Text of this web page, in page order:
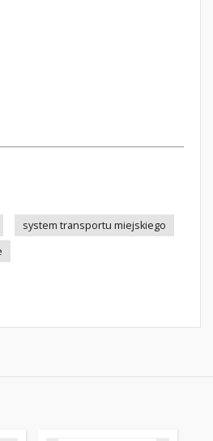
system transportu miejskiego